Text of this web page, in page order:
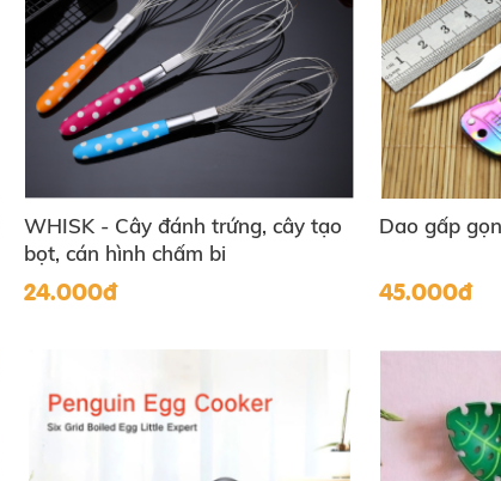
WHISK - Cây đánh trứng, cây tạo
bọt, cán hình chấm bi
24.000đ
Dao gấp
45.000đ